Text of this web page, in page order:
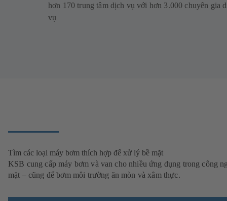
hơn 170 trung tâm dịch vụ với hơn 3.000 chuyên gia
vụ
Tìm các loại máy bơm thích hợp để xử lý bề mặt
KSB cung cấp máy bơm và van cho nhiều ứng dụng trong công
mặt – cũng để bơm môi trường ăn mòn và xâm thực.